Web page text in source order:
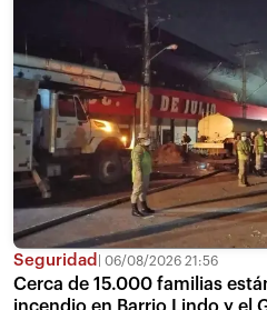
Seguridad 06/08/2026 21:56
Cerca de 15.000 familias